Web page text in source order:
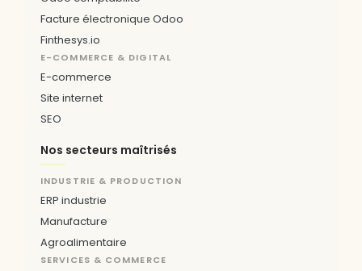
Facture électronique Odoo
Finthesys.io
E-COMMERCE & DIGITAL
E-commerce
Site internet
SEO
Nos secteurs maîtrisés
INDUSTRIE & PRODUCTION
ERP industrie
Manufacture
Agroalimentaire
SERVICES & COMMERCE